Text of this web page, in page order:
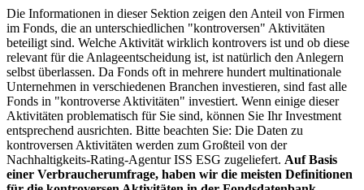
Die Informationen in dieser Sektion zeigen den Anteil von Firmen
im Fonds, die an unterschiedlichen "kontroversen" Aktivitäten
beteiligt sind. Welche Aktivität wirklich kontrovers ist und ob diese
relevant für die Anlageentscheidung ist, ist natürlich den Anlegern
selbst überlassen. Da Fonds oft in mehrere hundert multinationale
Unternehmen in verschiedenen Branchen investieren, sind fast alle
Fonds in "kontroverse Aktivitäten" investiert. Wenn einige dieser
Aktivitäten problematisch für Sie sind, können Sie Ihr Investment
entsprechend ausrichten. Bitte beachten Sie: Die Daten zu
kontroversen Aktivitäten werden zum Großteil von der
Nachhaltigkeits-Rating-Agentur ISS ESG zugeliefert. Auf Basis
einer Verbraucherumfrage, haben wir die meisten Definitionen